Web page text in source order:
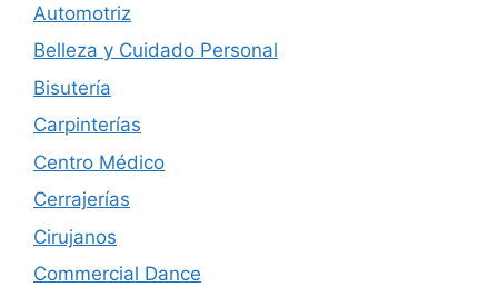
Automotriz
Belleza y Cuidado Personal
Bisutería
Carpinterías
Centro Médico
Cerrajerías
Cirujanos
Commercial Dance